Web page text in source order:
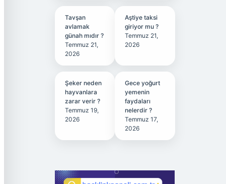
Tavşan
avlamak
günah mıdır ?
Temmuz 21,
2026
Aştiye taksi
giriyor mu ?
Temmuz 21,
2026
Şeker neden
hayvanlara
zarar verir ?
Temmuz 19,
2026
Gece yoğurt
yemenin
faydaları
nelerdir ?
Temmuz 17,
2026